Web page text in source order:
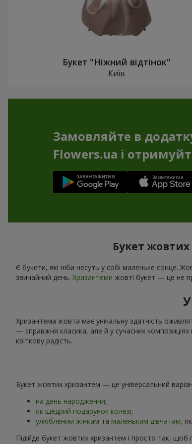
Букет "Ніжний відтінок"
Київ
Замовляйте в
Flowers.ua і
Букет
Є букети, які ніби несуть у собі маленьке сонце.
звичайний день. Хризантеми жовті букет — це не
Хризантема жовта має унікальну здатність
— справжня класика, але й у сучасних
квіткову радість.
Букет жовтих хризантем — це універсальний
на день народження;
як щедрий подарунок колезі;
улюбленим жінкам та маленьким дівчатам, як
Підійде букет жовтих хризантем і просто так, щоб